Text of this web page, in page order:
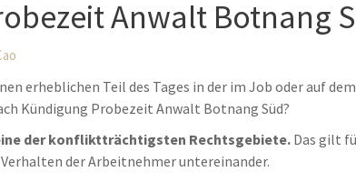
Anwalt Botnang
erheblichen Teil des Tages in der im Job oder auf
Kündigung Probezeit Anwalt Botnang Süd?
der konfliktträchtigsten Rechtsgebiete. Das gilt
der Arbeitnehmer untereinander.